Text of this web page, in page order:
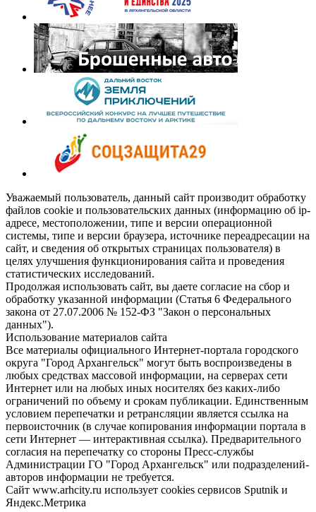
Уважаемый пользователь, данный сайт производит обработку
файлов cookie и пользовательских данных (информацию об ip-
адресе, местоположении, типе и версии операционной
системы, типе и версии браузера, источнике переадресации на
сайт, и сведения об открытых страницах пользователя) в
целях улучшения функционирования сайта и проведения
статистических исследований.
Продолжая использовать сайт, вы даете согласие на сбор и
обработку указанной информации (Статья 6 Федерального
закона от 27.07.2006 № 152-ФЗ "Закон о персональных
данных").
Использование материалов сайта
Все материалы официального Интернет-портала городского
округа "Город Архангельск" могут быть воспроизведены в
любых средствах массовой информации, на серверах сети
Интернет или на любых иных носителях без каких-либо
ограничений по объему и срокам публикации. Единственным
условием перепечатки и ретрансляции является ссылка на
первоисточник (в случае копирования информации портала в
сети Интернет — интерактивная ссылка). Предварительного
согласия на перепечатку со стороны Пресс-службы
Администрации ГО "Город Архангельск" или подразделений-
авторов информации не требуется.
Сайт www.arhcity.ru использует cookies сервисов Sputnik и
Яндекс.Метрика